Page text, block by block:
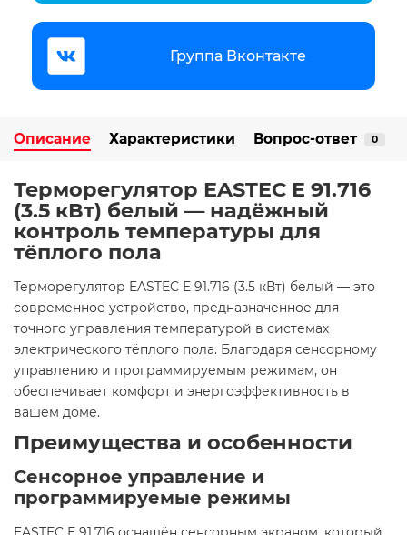
Группа Вконтакте
Описание Характеристики Вопрос-ответ 0
Терморегулятор EASTEC E 91.716
(3.5 кВт) белый — надёжный
контроль температуры для
тёплого пола
Терморегулятор EASTEC E 91.716 (3.5 кВт) белый — это
современное устройство, предназначенное для
точного управления температурой в системах
электрического тёплого пола. Благодаря сенсорному
управлению и программируемым режимам, он
обеспечивает комфорт и энергоэффективность в
вашем доме.​
Преимущества и особенности
Сенсорное управление и
программируемые режимы